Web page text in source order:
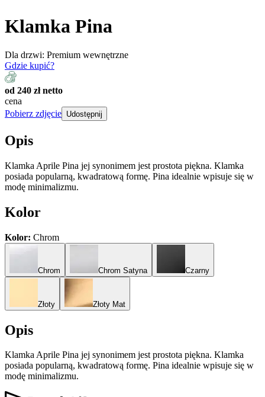
Klamka Pina
Dla drzwi: Premium wewnętrzne
Gdzie kupić?
od 240 zł netto
cena
Pobierz zdjęcie Udostępnij
Opis
Klamka Aprile Pina jej synonimem jest prostota piękna. Klamka
posiada popularną, kwadratową formę. Pina idealnie wpisuje się w
modę minimalizmu.
Kolor
Kolor: Chrom
Chrom Chrom Satyna Czarny
Złoty Złoty Mat
Opis
Klamka Aprile Pina jej synonimem jest prostota piękna. Klamka
posiada popularną, kwadratową formę. Pina idealnie wpisuje się w
modę minimalizmu.